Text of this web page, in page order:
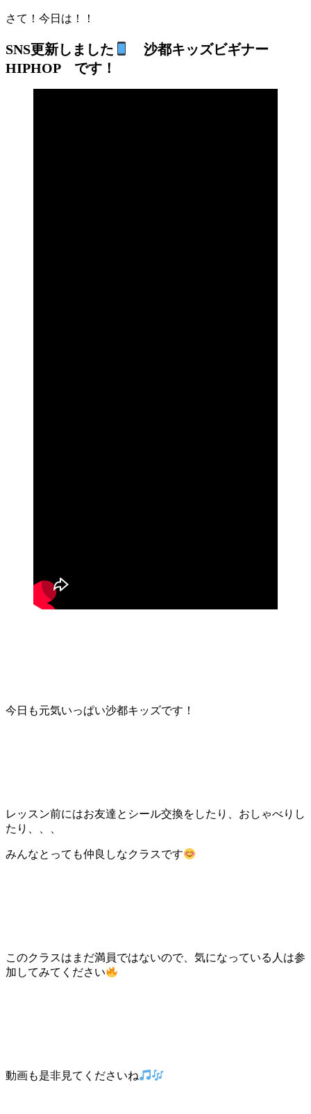
さて！今日は！！
SNS更新しました
沙都キッズビギナー
HIPHOP です！
今日も元気いっぱい沙都キッズです！
レッスン前にはお友達とシール交換をしたり、おしゃべりし
たり、、、
みんなとっても仲良しなクラスです
このクラスはまだ満員ではないので、気になっている人は参
加してみてください
動画も是非見てくださいね